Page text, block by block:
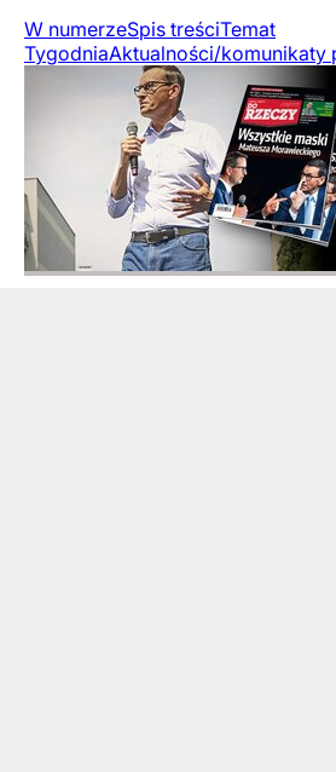
W numerzeSpis treściTemat
TygodniaAktualności/komunikaty